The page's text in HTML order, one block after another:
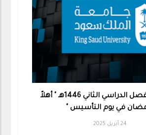
فعاليات الفصل الدراسي الثاني 1446هـ " أهلاً
في يوم التأسيس "
24 أبريل 2025